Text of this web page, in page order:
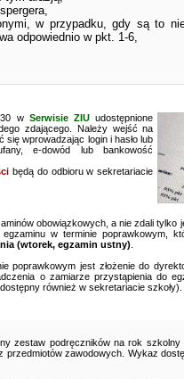
w przypadku, gdy są to
odpowiednio w pkt. 1-6,
w Serwisie ZIU udostępnione
zdającego. Należy wejść na
się wprowadzając login i hasło lub
e-dowód lub bankowość
będą do odbioru w sekretariacie
obowiązkowych, a nie zdali tylko
w terminie poprawkowym,
(wtorek, egzamin ustny)
poprawkowym jest złożenie do
o zamiarze przystąpienia do
dostępny również w sekretariacie szkoły).
zestaw podręczników na rok szkolny
przedmiotów zawodowych. Wykaz